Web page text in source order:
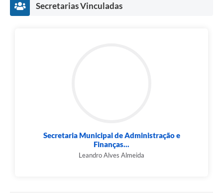
Secretarias Vinculadas
Secretaria Municipal de Administração e
Finanças...
Leandro Alves Almeida